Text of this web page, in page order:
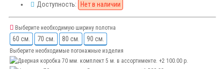
Доступность: Нет в наличии
Выберите необходимую ширину полотна
60 см. 70 см. 80 см. 90 см.
Выберите необходимые погонажные изделия